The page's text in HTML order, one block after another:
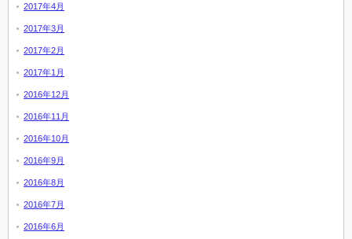
2017年4月
2017年3月
2017年2月
2017年1月
2016年12月
2016年11月
2016年10月
2016年9月
2016年8月
2016年7月
2016年6月